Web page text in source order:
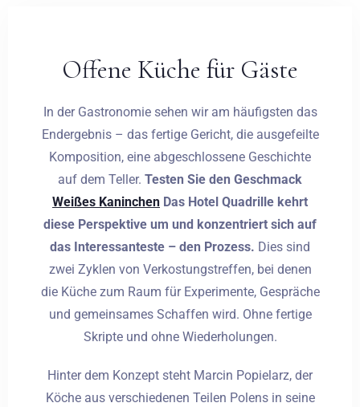
Offene Küche für Gäste
In der Gastronomie sehen wir am häufigsten das
Endergebnis – das fertige Gericht, die ausgefeilte
Komposition, eine abgeschlossene Geschichte
auf dem Teller. Testen Sie den Geschmack
Weißes Kaninchen Das Hotel Quadrille kehrt
diese Perspektive um und konzentriert sich auf
das Interessanteste – den Prozess. Dies sind
zwei Zyklen von Verkostungstreffen, bei denen
die Küche zum Raum für Experimente, Gespräche
und gemeinsames Schaffen wird. Ohne fertige
Skripte und ohne Wiederholungen.
Hinter dem Konzept steht Marcin Popielarz, der
Köche aus verschiedenen Teilen Polens in seine